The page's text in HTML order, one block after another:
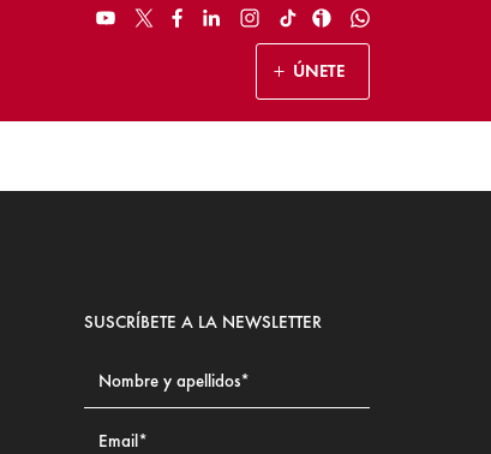
ÚNETE
SUSCRÍBETE A LA NEWSLETTER